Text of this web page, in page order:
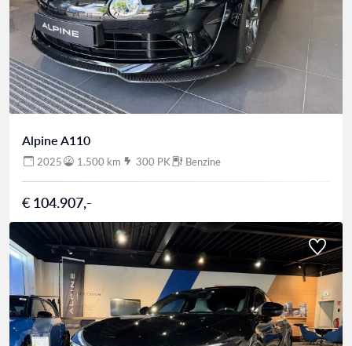
Alpine A110
2025 1.500 km 300 PK Benzine
€ 104.907,-